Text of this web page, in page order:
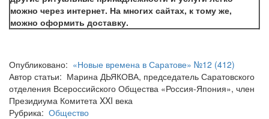
можно через интернет. На многих сайтах, к тому же,
можно оформить доставку.
Опубликовано: «Новые времена в Саратове» №12 (412)
Автор статьи: Марина ДЬЯКОВА, председатель Саратовского
отделения Всероссийского Общества «Россия-Япония», член
Президиума Комитета XXI века
Рубрика: Общество